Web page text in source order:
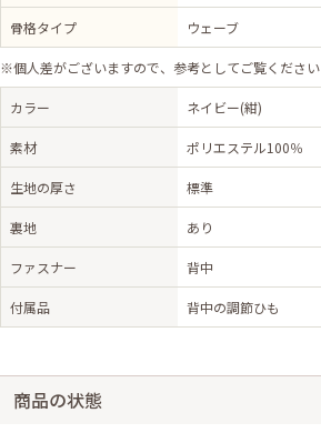
骨格タイプ ウェーブ
※個人差がございますので、参考としてご覧ください
カラー ネイビー(紺)
素材 ポリエステル100％
生地の厚さ 標準
裏地 あり
ファスナー 背中
付属品 背中の調節ひも
商品の状態